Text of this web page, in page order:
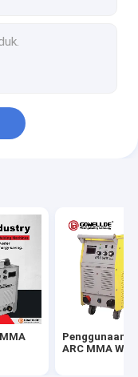
Penggunaan
ARC MMA